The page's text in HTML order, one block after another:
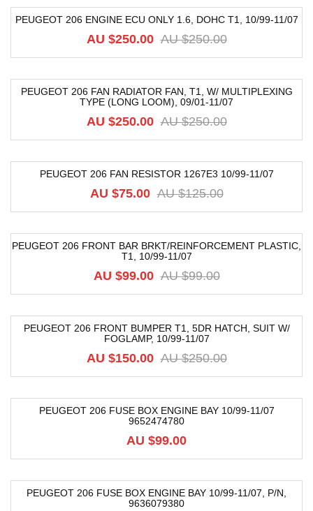
PEUGEOT 206 ENGINE ECU ONLY 1.6, DOHC T1, 10/99-11/07
AU $250.00
AU $250.00
PEUGEOT 206 FAN RADIATOR FAN, T1, W/ MULTIPLEXING
TYPE (LONG LOOM), 09/01-11/07
AU $250.00
AU $250.00
PEUGEOT 206 FAN RESISTOR 1267E3 10/99-11/07
AU $125.00
AU $75.00
PEUGEOT 206 FRONT BAR BRKT/REINFORCEMENT PLASTIC,
T1, 10/99-11/07
AU $99.00
AU $99.00
PEUGEOT 206 FRONT BUMPER T1, 5DR HATCH, SUIT W/
FOGLAMP, 10/99-11/07
AU $250.00
AU $150.00
PEUGEOT 206 FUSE BOX ENGINE BAY 10/99-11/07
9652474780
AU $99.00
PEUGEOT 206 FUSE BOX ENGINE BAY 10/99-11/07, P/N,
9636079380